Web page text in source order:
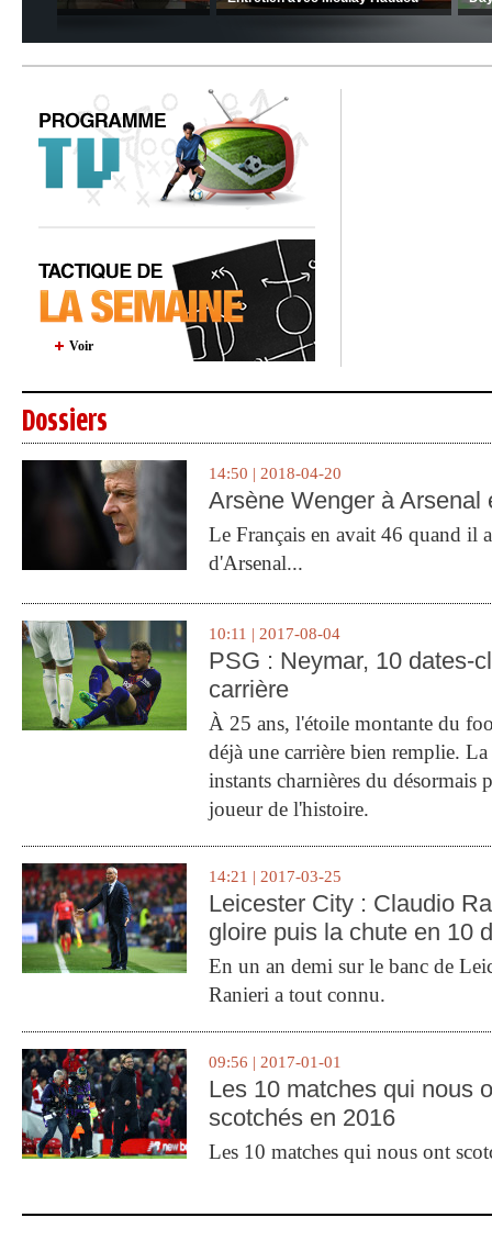
Voir
Dossiers
14:50 | 2018-04-20
Arsène Wenger à Arsenal
Le Français en avait 46 quand il
d'Arsenal...
10:11 | 2017-08-04
PSG : Neymar, 10 dates-
carrière
À 25 ans, l'étoile montante du
déjà une carrière bien remplie.
instants charnières du désormais
joueur de l'histoire.
14:21 | 2017-03-25
Leicester City : Claudio
gloire puis la chute en 10
En un an demi sur le banc de
Ranieri a tout connu.
09:56 | 2017-01-01
Les 10 matches qui nous
scotchés en 2016
Les 10 matches qui nous ont